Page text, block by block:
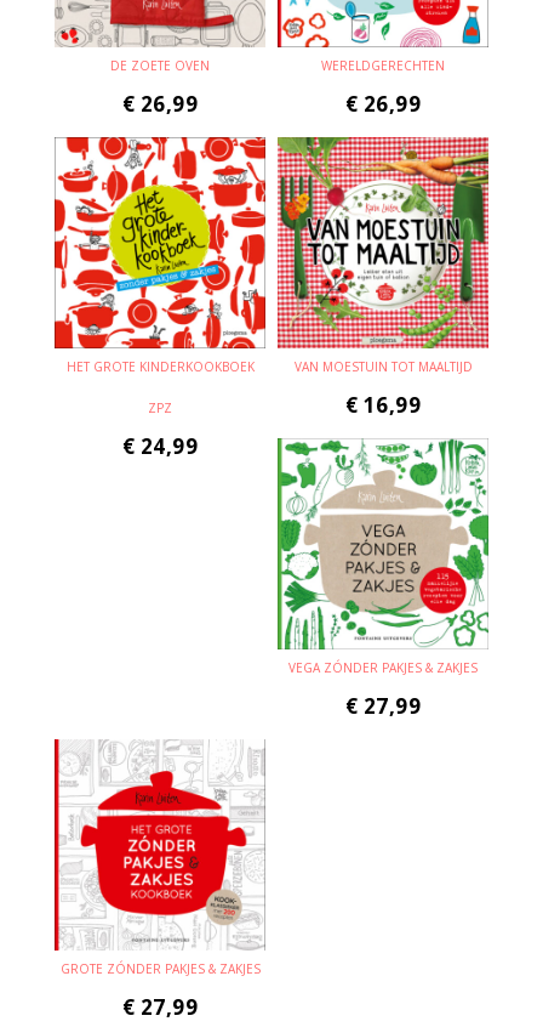
DE ZOETE OVEN
€ 26,99
WERELDGERECHTEN
€ 26,99
HET GROTE KINDERKOOKBOEK
ZPZ
€ 24,99
VAN MOESTUIN TOT MAALTIJD
€ 16,99
VEGA ZÓNDER PAKJES & ZAKJES
€ 27,99
GROTE ZÓNDER PAKJES & ZAKJES
€ 27,99